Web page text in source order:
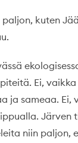
kuten
Ei,
ja sameaa.
Järven
niin paljon,